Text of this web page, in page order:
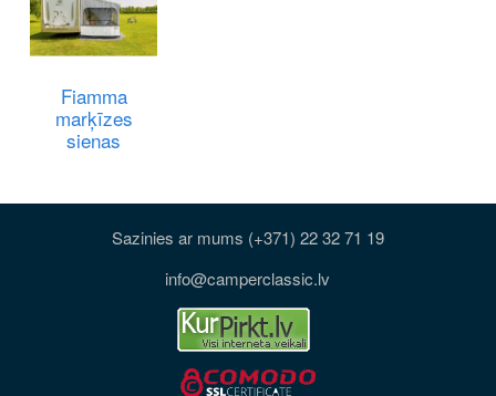
Fiamma
marķīzes
sienas
Sazinies ar mums (+371) 22 32 71 19
info@camperclassic.lv